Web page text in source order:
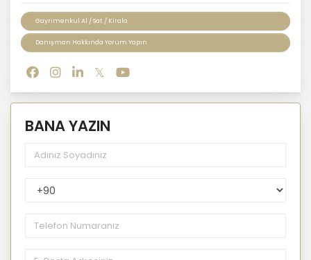
Gayrimenkul Al / Sat / Kirala
Danışman Hakkında Yorum Yapın
BANA YAZIN
PhoneNumberCountryPhoneCode